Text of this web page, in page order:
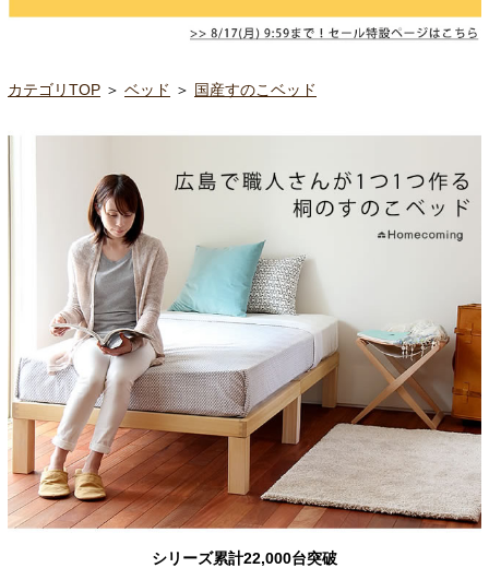
カテゴリTOP ＞ ベッド ＞ 国産すのこベッド
シリーズ累計22,000台突破